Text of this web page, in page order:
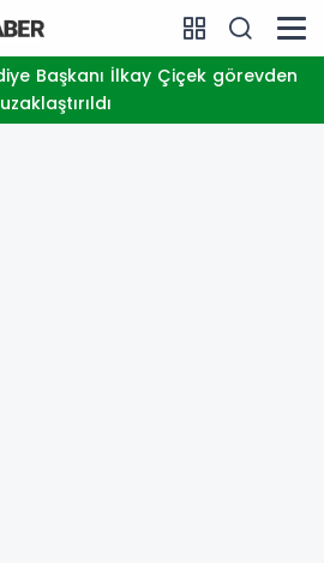
uzaklaştırıldı